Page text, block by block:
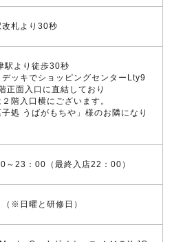
改札より30秒
駅より徒歩30秒
ッキでショッピングセンターLty9
正面入口に直結しており
階入口横にございます。
子処 うばがもちや」様のお隣になり
～23：00（最終入店22：00）
（※日曜と研修日）